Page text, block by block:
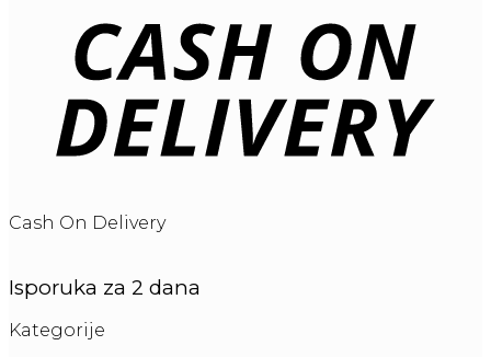
Cash On Delivery
Isporuka za 2 dana
Kategorije